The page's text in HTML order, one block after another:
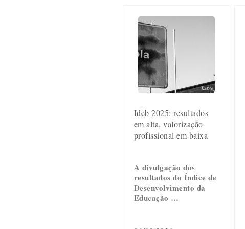
Ideb 2025: resultados
em alta, valorização
profissional em baixa
A divulgação dos
resultados do Índice de
Desenvolvimento da
Educação …